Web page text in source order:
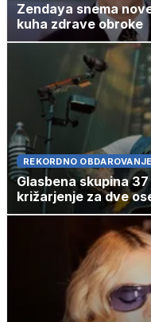
Zendaya snema
kuha zdrave obroke
REKORDNO OBDAROVANJE
Glasbena skupina
križarjenje za dve